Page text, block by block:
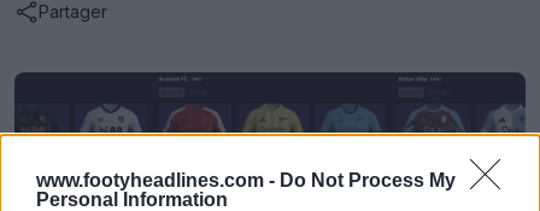
www.footyheadlines.com - Do Not Process My
Personal Information
Partager